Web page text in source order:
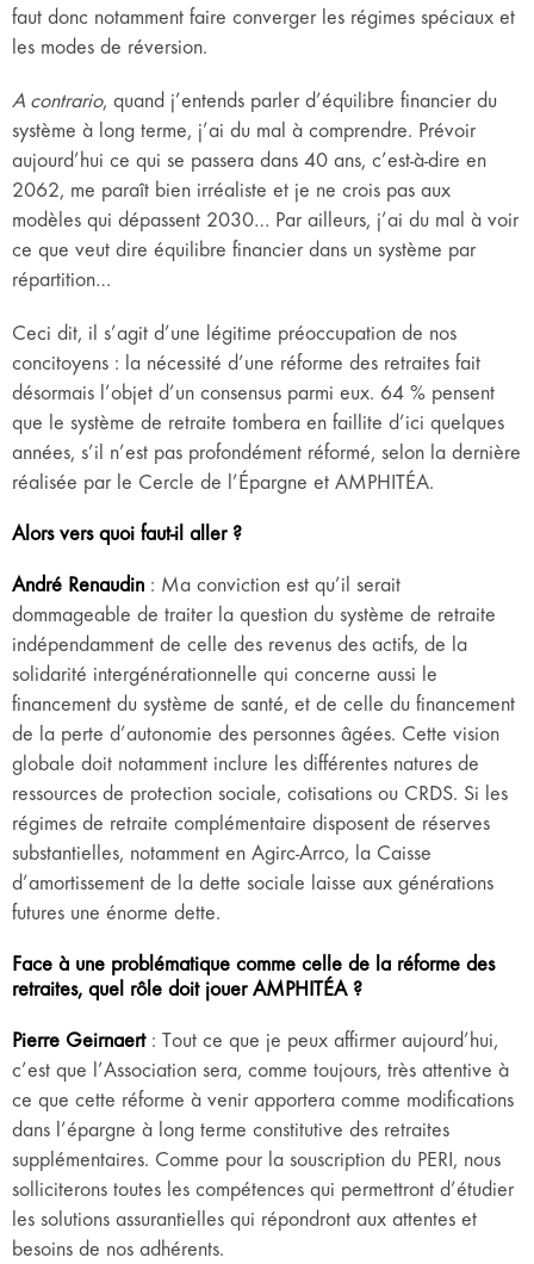
faut donc notamment faire converger les régimes spéciaux et
les modes de réversion.
A contrario, quand j’entends parler d’équilibre financier du
système à long terme, j’ai du mal à comprendre. Prévoir
aujourd’hui ce qui se passera dans 40 ans, c’est-à-dire en
2062, me paraît bien irréaliste et je ne crois pas aux
modèles qui dépassent 2030… Par ailleurs, j’ai du mal à voir
ce que veut dire équilibre financier dans un système par
répartition…
Ceci dit, il s’agit d’une légitime préoccupation de nos
concitoyens : la nécessité d’une réforme des retraites fait
désormais l’objet d’un consensus parmi eux. 64 % pensent
que le système de retraite tombera en faillite d’ici quelques
années, s’il n’est pas profondément réformé, selon la dernière
réalisée par le Cercle de l’Épargne et AMPHITÉA.
Alors vers quoi faut-il aller ?
André Renaudin : Ma conviction est qu’il serait
dommageable de traiter la question du système de retraite
indépendamment de celle des revenus des actifs, de la
solidarité intergénérationnelle qui concerne aussi le
financement du système de santé, et de celle du financement
de la perte d’autonomie des personnes âgées. Cette vision
globale doit notamment inclure les différentes natures de
ressources de protection sociale, cotisations ou CRDS. Si les
régimes de retraite complémentaire disposent de réserves
substantielles, notamment en Agirc-Arrco, la Caisse
d’amortissement de la dette sociale laisse aux générations
futures une énorme dette.
Face à une problématique comme celle de la réforme des
retraites, quel rôle doit jouer AMPHITÉA ?
Pierre Geirnaert: Tout ce que je peux affirmer aujourd’hui,
c’est que l’Association sera, comme toujours, très attentive à
ce que cette réforme à venir apportera comme modifications
dans l’épargne à long terme constitutive des retraites
supplémentaires. Comme pour la souscription du PERI, nous
solliciterons toutes les compétences qui permettront d’étudier
les solutions assurantielles qui répondront aux attentes et
besoins de nos adhérents.